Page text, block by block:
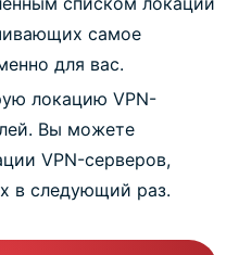
самое
для вас.
локацию VPN-
Вы можете
VPN-серверов,
в следующий раз.